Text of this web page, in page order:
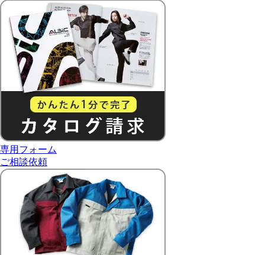
専用フォーム
ご相談依頼